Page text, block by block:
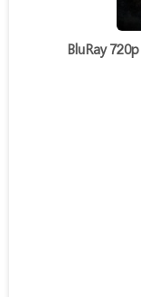
BluRay 720p